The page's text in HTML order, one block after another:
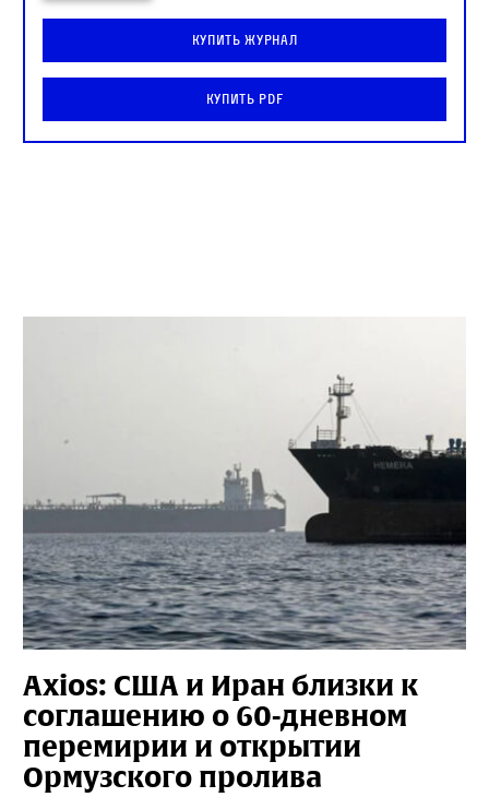
Купить журнал
Купить PDF
Axios: США и Иран близки к
соглашению о 60-дневном
перемирии и открытии
Ормузского пролива